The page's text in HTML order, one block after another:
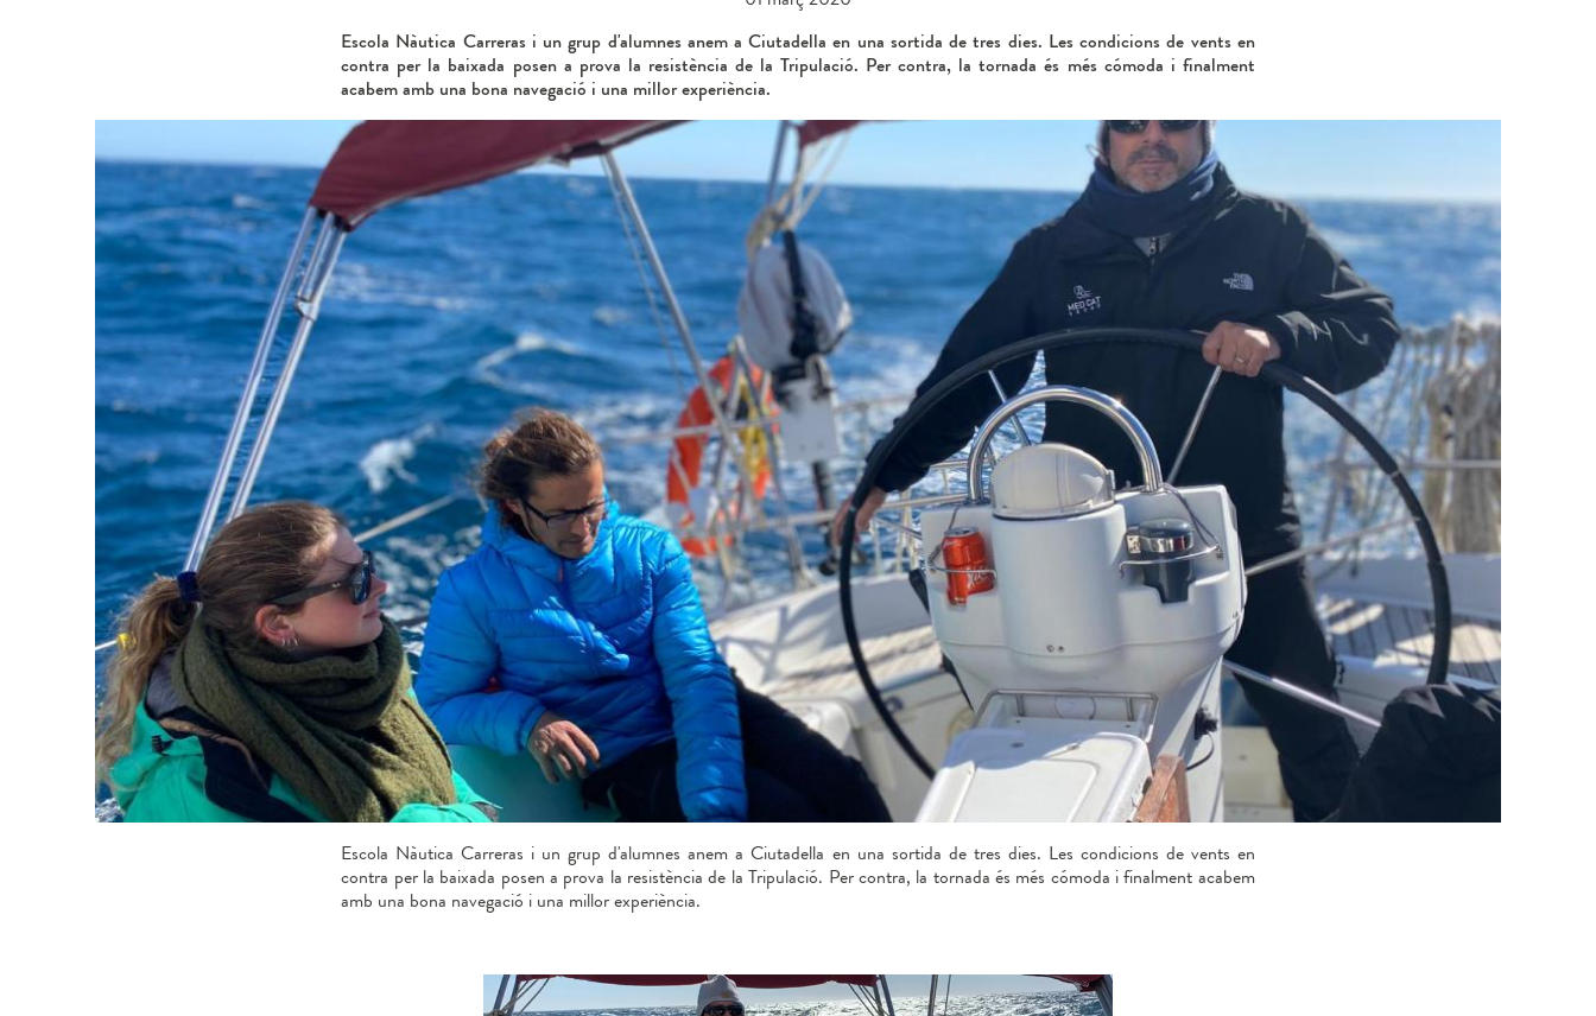
Escola Nàutica Carreras i un grup d'alumnes anem a Ciutadella en una sortida de tres dies. Les condicions de vents en
contra per la baixada posen a prova la resistència de la Tripulació. Per contra, la tornada és més cómoda i finalment
acabem amb una bona navegació i una millor experiència.
Escola Nàutica Carreras i un grup d'alumnes anem a Ciutadella en una sortida de tres dies. Les condicions de vents en
contra per la baixada posen a prova la resistència de la Tripulació. Per contra, la tornada és més cómoda i finalment acabem
amb una bona navegació i una millor experiència.